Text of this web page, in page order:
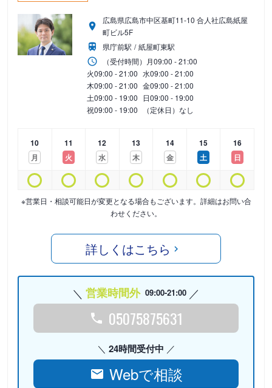
広島県広島市中区基町11-10 合人社広島紙屋
町ビル5F
県庁前駅
紙屋町東駅
（受付時間） 月09:00 - 21:00
火09:00 - 21:00 水09:00 - 21:00
木09:00 - 21:00 金09:00 - 21:00
土09:00 - 19:00 日09:00 - 19:00
祝09:00 - 19:00 （定休日）なし
10
月
11
火
12
水
13
木
14
金
15
土
16
日
※営業日・相談可能日が変更となる場合もございます。詳細はお問い合
わせください。
詳しくはこちら
営業時間外 09:00-21:00
05075875631
24時間受付中
Webで相談